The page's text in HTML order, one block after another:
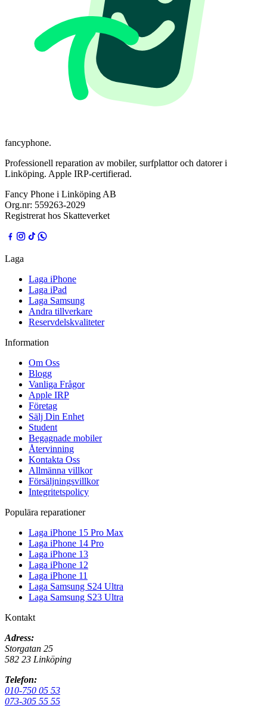
fancyphone.
Professionell reparation av mobiler, surfplattor och datorer i
Linköping. Apple IRP-certifierad.
Fancy Phone i Linköping AB
Org.nr: 559263-2029
Registrerat hos Skatteverket
Laga
Laga iPhone
Laga iPad
Laga Samsung
Andra tillverkare
Reservdelskvaliteter
Information
Om Oss
Blogg
Vanliga Frågor
Apple IRP
Företag
Sälj Din Enhet
Student
Begagnade mobiler
Återvinning
Kontakta Oss
Allmänna villkor
Försäljningsvillkor
Integritetspolicy
Populära reparationer
Laga iPhone 15 Pro Max
Laga iPhone 14 Pro
Laga iPhone 13
Laga iPhone 12
Laga iPhone 11
Laga Samsung S24 Ultra
Laga Samsung S23 Ultra
Kontakt
Adress:
Storgatan 25
582 23 Linköping
Telefon:
010-750 05 53
073-305 55 55